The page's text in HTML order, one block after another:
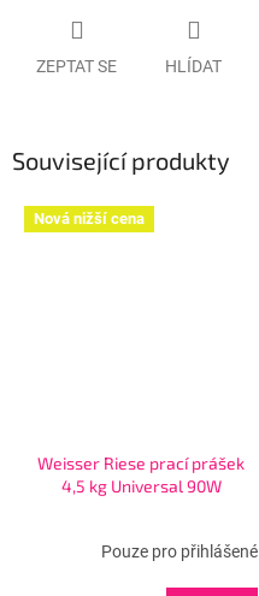
ZEPTAT SE HLÍDAT
Související produkty
Nová nižší cena
Weisser Riese prací prášek
4,5 kg Universal 90W
Pouze pro přihlášené